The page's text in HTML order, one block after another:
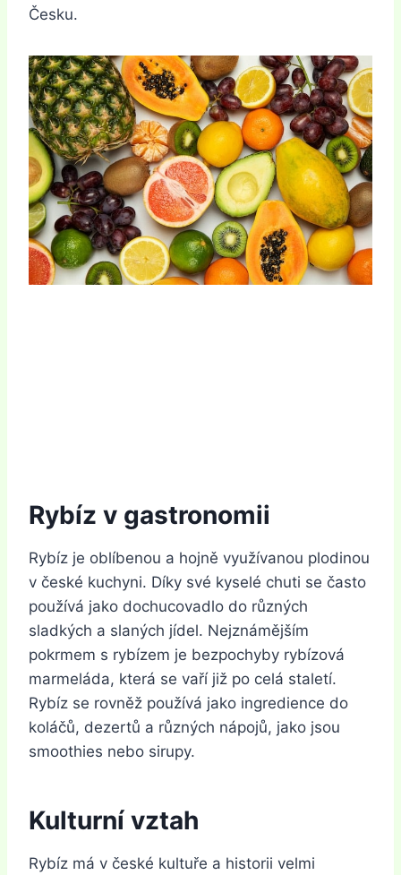
Česku.
Rybíz v gastronomii
Rybíz je oblíbenou a hojně využívanou plodinou
v české kuchyni. Díky své kyselé chuti se často
používá jako dochucovadlo do různých
sladkých a slaných jídel. Nejznámějším
pokrmem s rybízem je bezpochyby rybízová
marmeláda, která se vaří již po celá staletí.
Rybíz se rovněž používá jako ingredience do
koláčů, dezertů a různých nápojů, jako jsou
smoothies nebo sirupy.
Kulturní vztah
Rybíz má v české kultuře a historii velmi